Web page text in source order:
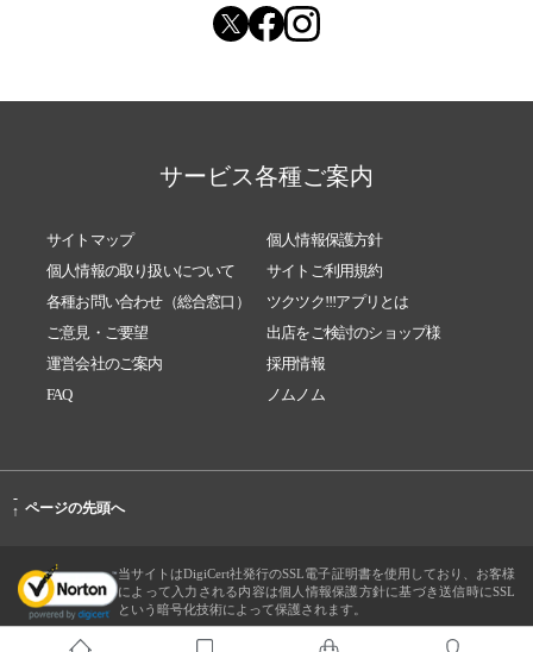
サービス各種ご案内
サイトマップ
個人情報保護方針
個人情報の取り扱いについて
サイトご利用規約
各種お問い合わせ（総合窓口）
ツクツク!!!アプリとは
ご意見・ご要望
出店をご検討のショップ様
運営会社のご案内
採用情報
FAQ
ノムノム
-
↑ ページの先頭へ
当サイトはDigiCert社発行のSSL電子証明書を使用しており、お客様
によって入力される内容は個人情報保護方針に基づき送信時にSSL
という暗号化技術によって保護されます。